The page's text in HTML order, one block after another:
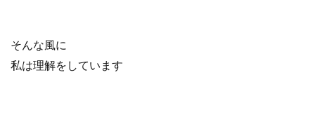
そんな風に
私は理解をしています